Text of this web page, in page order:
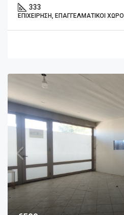
333
ΕΠΙΧΕΊΡΗΣΗ, ΕΠΑΓΓΕΛΜΑΤΙΚΟΊ ΧΏΡΟΙ